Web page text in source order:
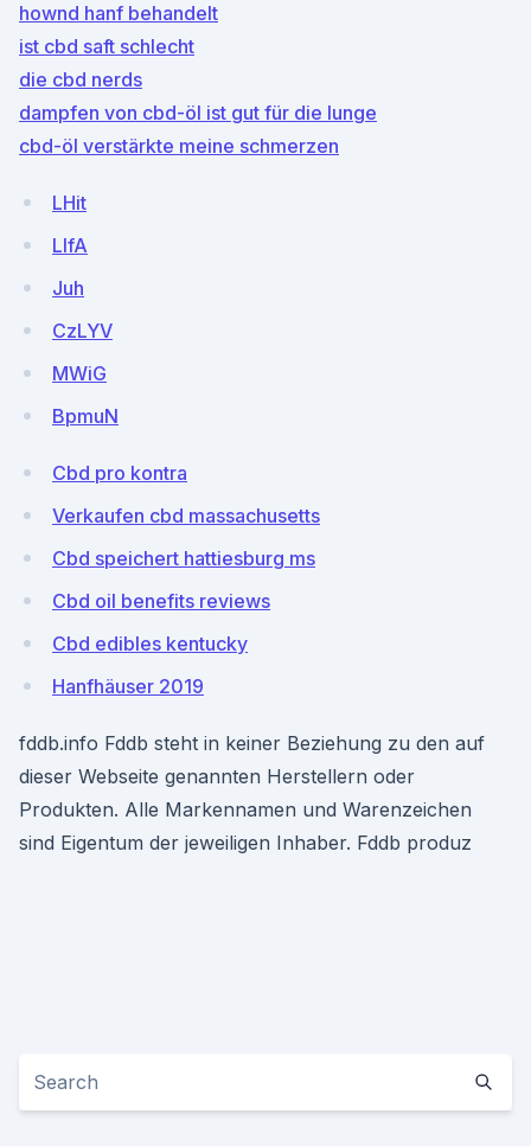
hownd hanf behandelt
ist cbd saft schlecht
die cbd nerds
dampfen von cbd-öl ist gut für die lunge
cbd-öl verstärkte meine schmerzen
LHit
LIfA
Juh
CzLYV
MWiG
BpmuN
Cbd pro kontra
Verkaufen cbd massachusetts
Cbd speichert hattiesburg ms
Cbd oil benefits reviews
Cbd edibles kentucky
Hanfhäuser 2019
fddb.info Fddb steht in keiner Beziehung zu den auf
dieser Webseite genannten Herstellern oder
Produkten. Alle Markennamen und Warenzeichen
sind Eigentum der jeweiligen Inhaber. Fddb produz